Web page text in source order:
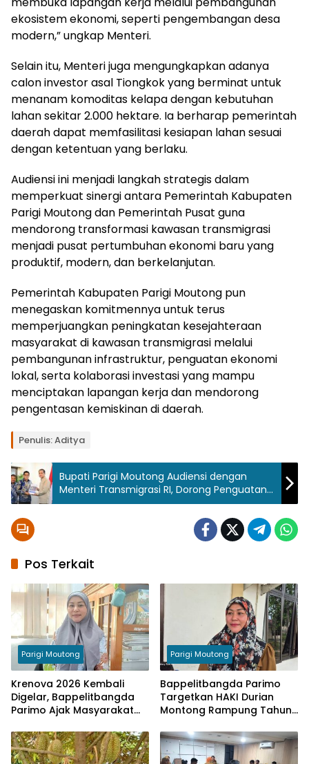
ekosistem ekonomi, seperti pengembangan desa
modern,” ungkap Menteri.
Selain itu, Menteri juga mengungkapkan adanya
calon investor asal Tiongkok yang berminat untuk
menanam komoditas kelapa dengan kebutuhan
lahan sekitar 2.000 hektare. Ia berharap pemerintah
daerah dapat memfasilitasi kesiapan lahan sesuai
dengan ketentuan yang berlaku.
Audiensi ini menjadi langkah strategis dalam
memperkuat sinergi antara Pemerintah Kabupaten
Parigi Moutong dan Pemerintah Pusat guna
mendorong transformasi kawasan transmigrasi
menjadi pusat pertumbuhan ekonomi baru yang
produktif, modern, dan berkelanjutan.
Pemerintah Kabupaten Parigi Moutong pun
menegaskan komitmennya untuk terus
memperjuangkan peningkatan kesejahteraan
masyarakat di kawasan transmigrasi melalui
pembangunan infrastruktur, penguatan ekonomi
lokal, serta kolaborasi investasi yang mampu
menciptakan lapangan kerja dan mendorong
pengentasan kemiskinan di daerah.
Tag:
Pemkab
Parigi
Moutong
Tengah
Transmigrasi
Penulis: Aditya
Bupati Parigi Moutong Audiensi dengan
Menteri Transmigrasi RI, Dorong Penguatan
Kawasan Transmigrasi Bahari Tomini Raya
Pos Terkait
Parigi Moutong
Krenova 2026 Kembali
Digelar, Bappelitbangda
Parimo Ajak Masyarakat
Parigi Moutong
Bappelitbangda Parimo
Targetkan HAKI Durian
Montong Rampung Tahun